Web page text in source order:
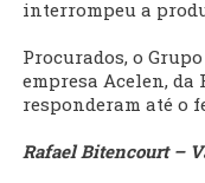
interrompeu a
Procurados, o
empresa Acelen,
responderam até o
Rafael Bitencourt –